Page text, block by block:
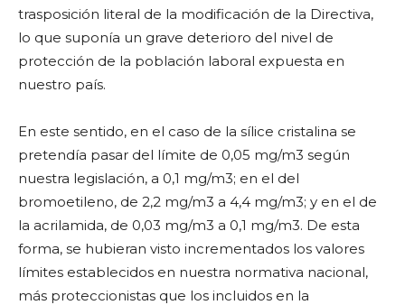
trasposición literal de la modificación de la Directiva,
lo que suponía un grave deterioro del nivel de
protección de la población laboral expuesta en
nuestro país.
En este sentido, en el caso de la sílice cristalina se
pretendía pasar del límite de 0,05 mg/m3 según
nuestra legislación, a 0,1 mg/m3; en el del
bromoetileno, de 2,2 mg/m3 a 4,4 mg/m3; y en el de
la acrilamida, de 0,03 mg/m3 a 0,1 mg/m3. De esta
forma, se hubieran visto incrementados los valores
límites establecidos en nuestra normativa nacional,
más proteccionistas que los incluidos en la